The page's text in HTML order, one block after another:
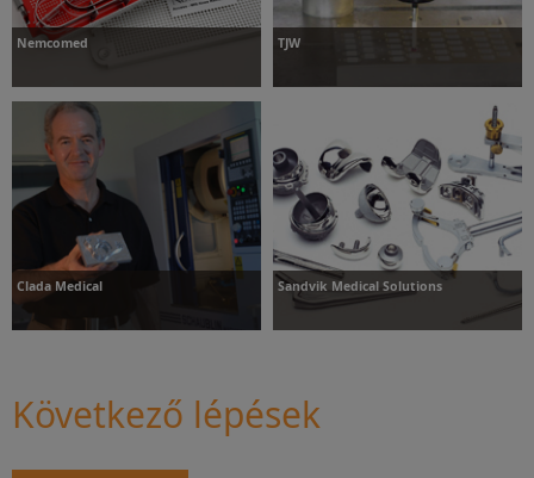
Nemcomed
További információk
TJW
További információk
Clada Medical Sandvik Medical Solutions
Következő lépések